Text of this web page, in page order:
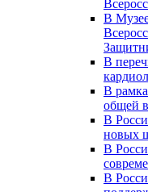
В
В
В
общей
В
новых
В
В